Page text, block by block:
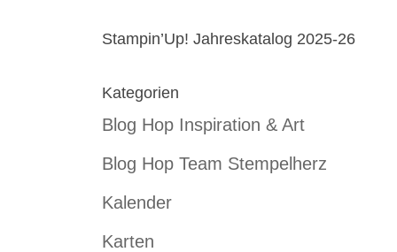
Stampin’Up! Jahreskatalog 2025-26
Kategorien
Blog Hop Inspiration & Art
Blog Hop Team Stempelherz
Kalender
Karten